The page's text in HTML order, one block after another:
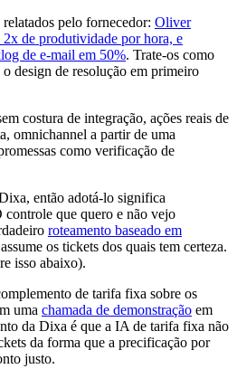
pelo fornecedor: Oliver
de produtividade por hora, e
de e-mail em 50%. Trate-os como
design de resolução em primeiro
costura de integração, ações reais de
omnichannel a partir de uma
como verificação de
então adotá-lo significa
controle que quero e não vejo
roteamento baseado em
os tickets dos quais tem certeza.
isso abaixo).
de tarifa fixa sobre os
uma chamada de demonstração em
da Dixa é que a IA de tarifa fixa não
da forma que a precificação por
justo.